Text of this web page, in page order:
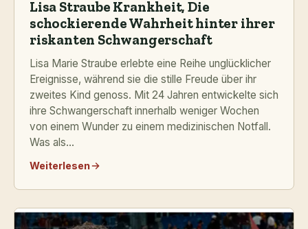
Lisa Straube Krankheit, Die
schockierende Wahrheit hinter ihrer
riskanten Schwangerschaft
Lisa Marie Straube erlebte eine Reihe unglücklicher
Ereignisse, während sie die stille Freude über ihr
zweites Kind genoss. Mit 24 Jahren entwickelte sich
ihre Schwangerschaft innerhalb weniger Wochen
von einem Wunder zu einem medizinischen Notfall.
Was als...
Weiterlesen